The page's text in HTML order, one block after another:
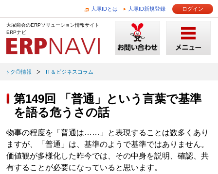
大塚IDとは 大塚ID新規登録 ログイン
大塚商会のERPソリューション情報サイト
ERPナビ
トク◎情報 IT＆ビジネスコラム
第149回 「普通」という言葉で基準
を語る危うさの話
物事の程度を「普通は……」と表現することは数多くあり
ますが、「普通」は、基準のようで基準ではありません。
価値観が多様化した昨今では、その中身を説明、確認、共
有することが必要になっていると思います。